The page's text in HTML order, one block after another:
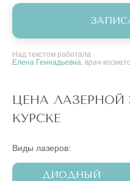
Над текстом работала
Елена Геннадьевна, врач-
ЦЕНА
КУРСКЕ
Виды лазеров:
ДИОДНЫЙ